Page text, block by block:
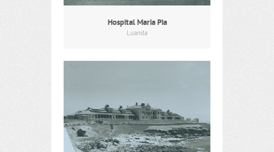
Hospital Maria Pia
Luanda